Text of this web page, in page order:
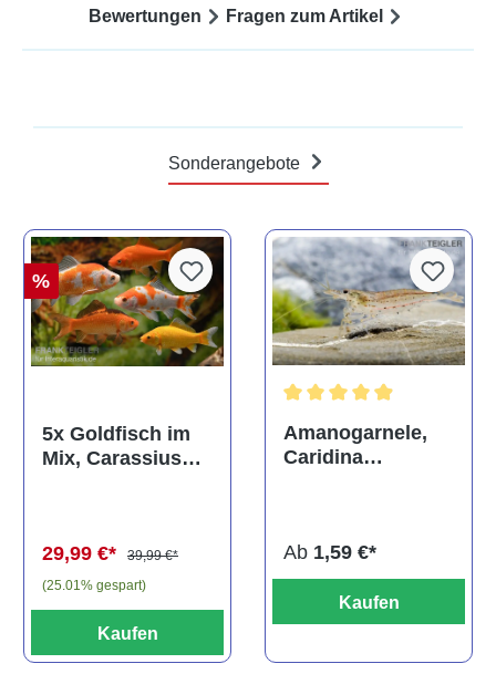
Bewertungen Fragen zum Artikel
Sonderangebote
%
5x Goldfisch im
Mix, Carassius
29,99 €*
39,99 €*
(25.01% gespart)
Kaufen
Amanogarnele,
Caridina
Ab 1,59 €*
Kaufen